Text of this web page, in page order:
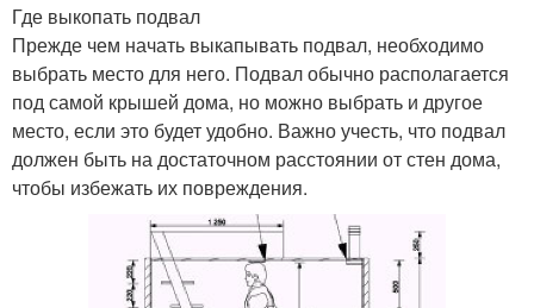
Где выкопать подвал
Прежде чем начать выкапывать подвал, необходимо
выбрать место для него. Подвал обычно располагается
под самой крышей дома, но можно выбрать и другое
место, если это будет удобно. Важно учесть, что подвал
должен быть на достаточном расстоянии от стен дома,
чтобы избежать их повреждения.